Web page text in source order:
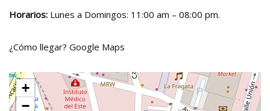
Horarios: Lunes a Domingos: 11:00 am – 08:00 pm.
¿Cómo llegar? Google Maps
+
−